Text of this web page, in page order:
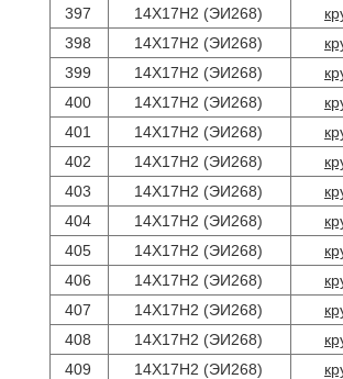
397
14Х17Н2 (ЭИ268)
398
14Х17Н2 (ЭИ268)
399
14Х17Н2 (ЭИ268)
400
14Х17Н2 (ЭИ268)
401
14Х17Н2 (ЭИ268)
402
14Х17Н2 (ЭИ268)
403
14Х17Н2 (ЭИ268)
404
14Х17Н2 (ЭИ268)
405
14Х17Н2 (ЭИ268)
406
14Х17Н2 (ЭИ268)
407
14Х17Н2 (ЭИ268)
408
14Х17Н2 (ЭИ268)
409
14Х17Н2 (ЭИ268)